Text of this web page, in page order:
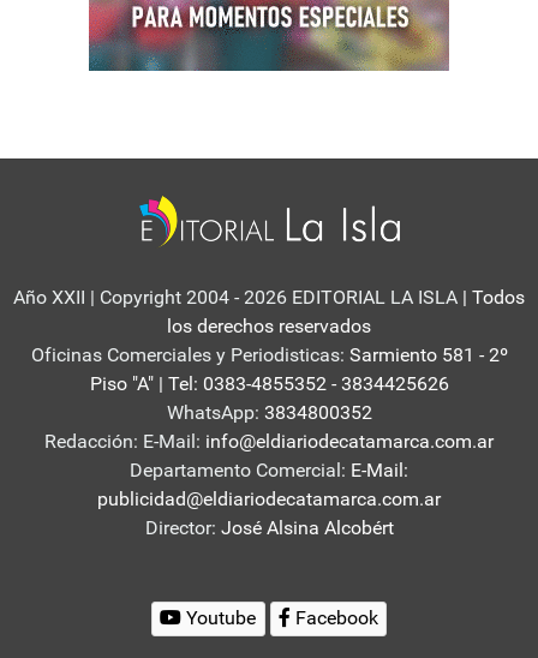
Año XXII | Copyright 2004 - 2026 EDITORIAL LA ISLA | Todos
los derechos reservados
Oficinas Comerciales y Periodisticas: Sarmiento 581 - 2º
Piso "A" | Tel: 0383-4855352 - 3834425626
WhatsApp: 3834800352
Redacción: E-Mail: info@eldiariodecatamarca.com.ar
Departamento Comercial: E-Mail:
publicidad@eldiariodecatamarca.com.ar
Director: José Alsina Alcobért
Youtube Facebook